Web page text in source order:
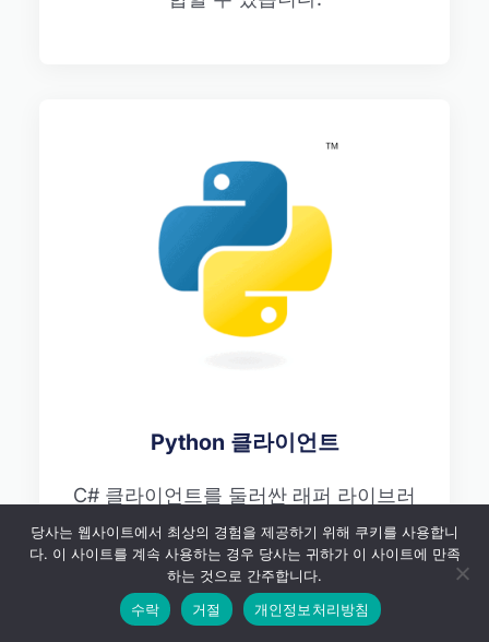
Python 클라이언트
C# 클라이언트를 둘러싼 래퍼 라이브러
리. 파이썬 자동화 파이프라인에 기능을
통합하여 고도로 맞춤화된 워크플로우를
위한 파이썬의 강력한 기능을 활용하세
요.
당사는 웹사이트에서 최상의 경험을 제공하기 위해 쿠키를 사용합니
다. 이 사이트를 계속 사용하는 경우 당사는 귀하가 이 사이트에 만족
하는 것으로 간주합니다.
수락
거절 개인정보처리방침